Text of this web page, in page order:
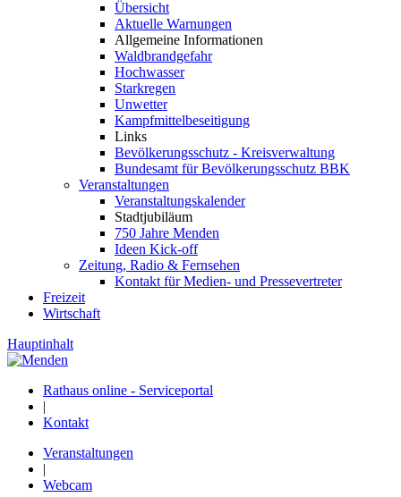
Übersicht
Aktuelle Warnungen
Allgemeine Informationen
Waldbrandgefahr
Hochwasser
Starkregen
Unwetter
Kampfmittelbeseitigung
Links
Bevölkerungsschutz - Kreisverwaltung
Bundesamt für Bevölkerungsschutz BBK
Veranstaltungen
Veranstaltungskalender
Stadtjubiläum
750 Jahre Menden
Ideen Kick-off
Zeitung, Radio & Fernsehen
Kontakt für Medien- und Pressevertreter
Freizeit
Wirtschaft
Hauptinhalt
Rathaus online - Serviceportal
|
Kontakt
Veranstaltungen
|
Webcam